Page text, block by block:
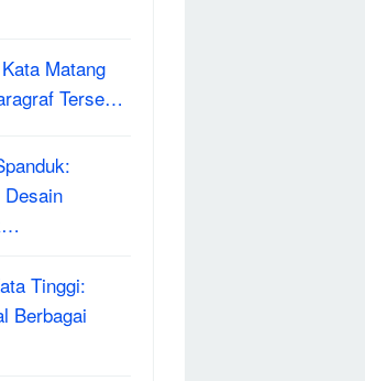
Matang
Terse…
Tinggi:
Berbagai